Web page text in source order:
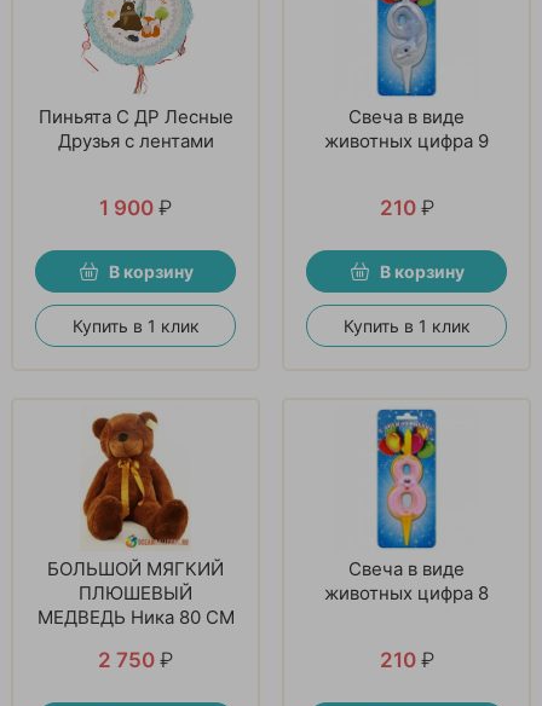
Пиньята С ДР Лесные
Друзья с лентами
1 900 ₽
В корзину
Купить в 1 клик
Свеча в виде
животных цифра 9
210 ₽
В корзину
Купить в 1 клик
БОЛЬШОЙ МЯГКИЙ
ПЛЮШЕВЫЙ
МЕДВЕДЬ Ника 80 СМ
2 750 ₽
Свеча в виде
животных цифра 8
210 ₽